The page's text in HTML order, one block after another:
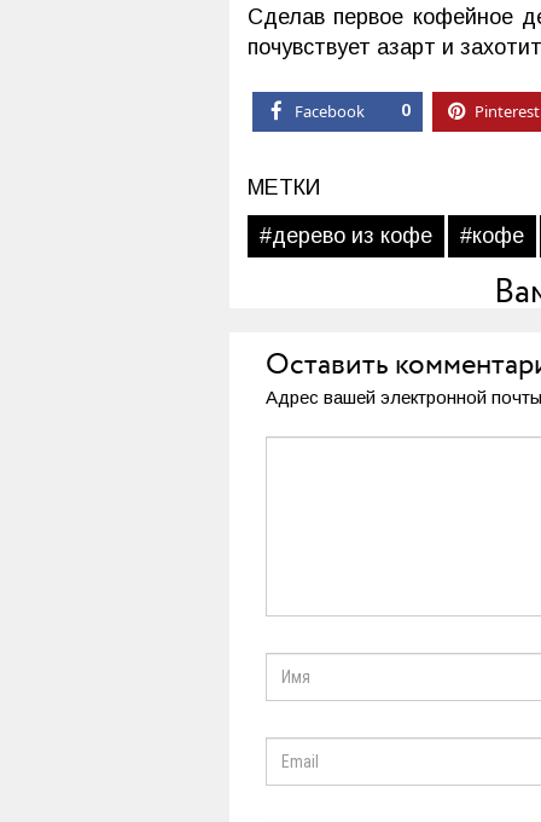
Сделав первое кофейное
почувствует азарт и
Facebook 0 Pinterest
МЕТКИ
#дерево из кофе
#кофе
Оставить
Адрес вашей электронной